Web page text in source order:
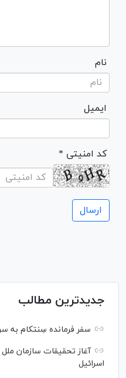
نام
ایمیل
* کد امنیتی
جدیدترین مطالب
سفر فرمانده سِنتکام به
آغاز تحقیقات سازمان
اسرائیل